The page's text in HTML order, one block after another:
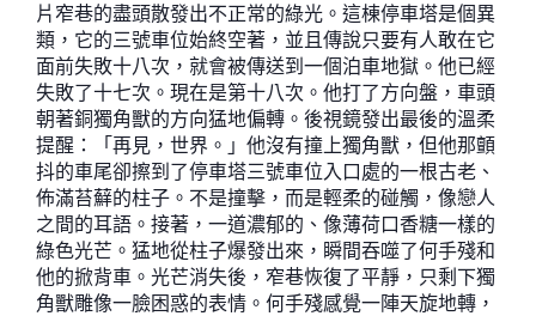
片窄巷的盡頭散發出不正常的綠光。這棟停車塔是個異
類，它的三號車位始終空著，並且傳說只要有人敢在它
面前失敗十八次，就會被傳送到一個泊車地獄。他已經
失敗了十七次。現在是第十八次。他打了方向盤，車頭
朝著銅獨角獸的方向猛地偏轉。後視鏡發出最後的溫柔
提醒：「再見，世界。」他沒有撞上獨角獸，但他那顫
抖的車尾卻擦到了停車塔三號車位入口處的一根古老、
佈滿苔蘚的柱子。不是撞擊，而是輕柔的碰觸，像戀人
之間的耳語。接著，一道濃郁的、像薄荷口香糖一樣的
綠色光芒。猛地從柱子爆發出來，瞬間吞噬了何手殘和
他的掀背車。光芒消失後，窄巷恢復了平靜，只剩下獨
角獸雕像一臉困惑的表情。何手殘感覺一陣天旋地轉，